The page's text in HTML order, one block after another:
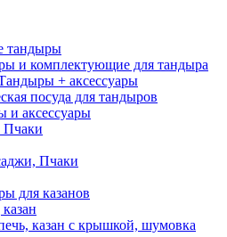
тандыры
и комплектующие для тандыра
+ аксессуары
посуда для тандыров
и аксессуары
Пчаки
Пчаки
для казанов
казан с крышкой, шумовка